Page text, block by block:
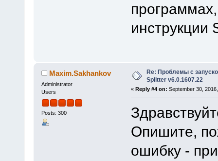
инструкции
Maxim.Sakhankov
Administrator
Users
Posts: 300
Re: Проблемы с
Splitter v6.0.1607.22
« Reply #4 on: September 30,
Опишите,
ошибку -